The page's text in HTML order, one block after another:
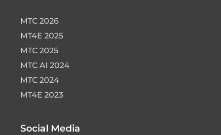
MTC 2026
MT4E 2025
MTC 2025
MTC AI 2024
MTC 2024
MT4E 2023
Social Media